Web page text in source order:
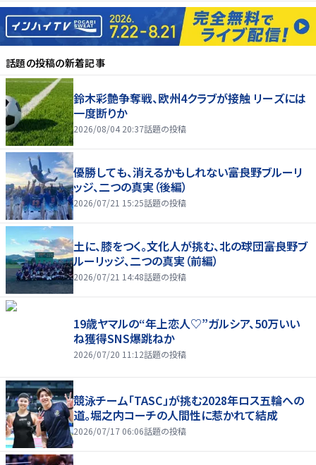
話題の投稿の新着記事
鈴木彩艶争奪戦、欧州4クラブが接触 リーズには
一度断りか
2026/08/04 20:37話題の投稿
優勝しても、消えるかもしれない――富良野ブルーリ
ッジ、二つの真実（後編）
2026/07/21 15:25話題の投稿
土に、膝をつく。文化人が挑む、北の球団――富良野ブ
ルーリッジ、二つの真実（前編）
2026/07/21 14:48話題の投稿
19歳ヤマルの“年上恋人♡”ガルシア、50万いい
ね獲得SNS爆跳ねか
2026/07/20 11:12話題の投稿
競泳チーム「TASC」が挑む2028年ロス五輪への
道。堀之内コーチの人間性に惹かれて結成
2026/07/17 06:06話題の投稿